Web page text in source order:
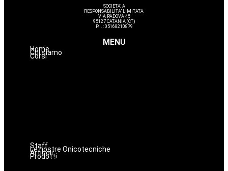
SOCIETA’ A
RESPONSABILITA’ LIMITATA
VIA PADOVA 45
95127 CATANIA (CT)
P.I. : 05168210879
MENU
Home
Chi siamo
Corsi
Staff
Le nostre Onicotecniche
Articoli
ProdottiOniconails